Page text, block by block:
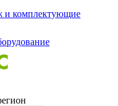
и комплектующие